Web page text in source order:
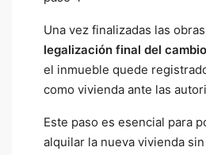
Una vez finalizadas las
legalización final del
el inmueble quede
como vivienda ante las
Este paso es esencial para
alquilar la nueva vivienda